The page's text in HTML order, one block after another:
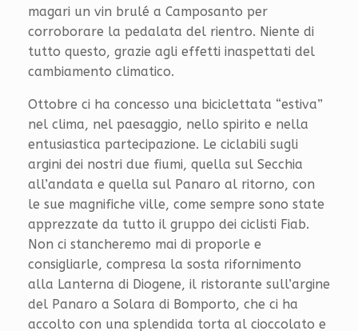
magari un vin brulé a Camposanto per
corroborare la pedalata del rientro. Niente di
tutto questo, grazie agli effetti inaspettati del
cambiamento climatico.
Ottobre ci ha concesso una biciclettata “estiva”
nel clima, nel paesaggio, nello spirito e nella
entusiastica partecipazione. Le ciclabili sugli
argini dei nostri due fiumi, quella sul Secchia
all’andata e quella sul Panaro al ritorno, con
le sue magnifiche ville, come sempre sono state
apprezzate da tutto il gruppo dei ciclisti Fiab.
Non ci stancheremo mai di proporle e
consigliarle, compresa la sosta rifornimento
alla Lanterna di Diogene, il ristorante sull’argine
del Panaro a Solara di Bomporto, che ci ha
accolto con una splendida torta al cioccolato e